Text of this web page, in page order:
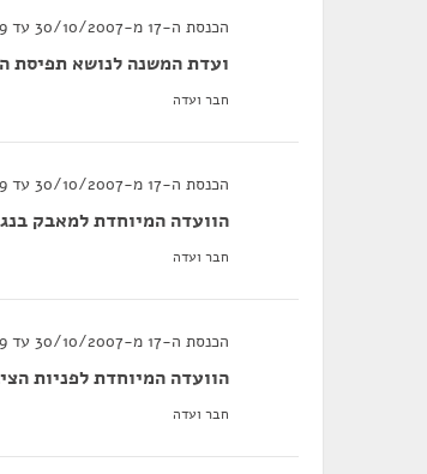
הכנסת ה-17 מ-30/10/2007 עד 24/02/2009
ועדת המשנה לנושא תפיסת
חבר ועדה
הכנסת ה-17 מ-30/10/2007 עד 24/02/2009
הוועדה המיוחדת למאבק
חבר ועדה
הכנסת ה-17 מ-30/10/2007 עד 24/02/2009
הוועדה המיוחדת לפניות
חבר ועדה